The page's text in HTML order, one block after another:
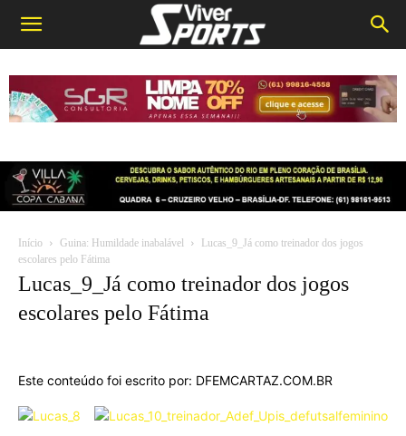
Início Guina: Humildade inabalável
Lucas_9_Já como treinador dos jogos
escolares pelo Fátima
Lucas_9_Já como treinador dos jogos
escolares pelo Fátima
Este conteúdo foi escrito por: DFEMCARTAZ.COM.BR